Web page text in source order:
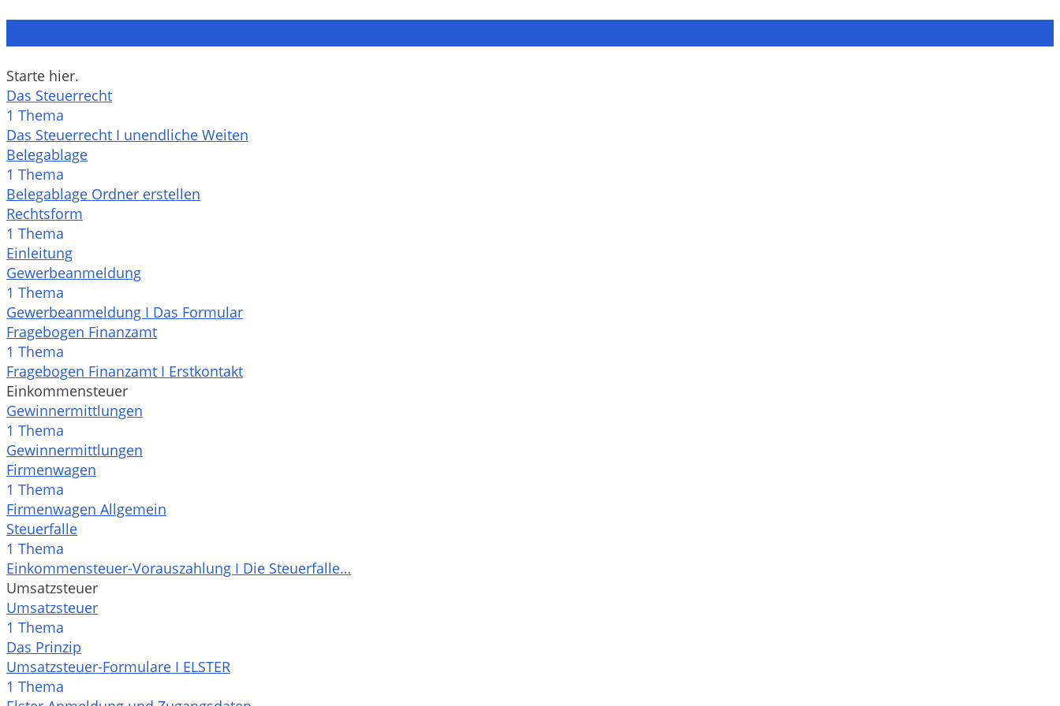
Starte hier.
Das Steuerrecht
1 Thema
Das Steuerrecht I unendliche Weiten
Belegablage
1 Thema
Belegablage Ordner erstellen
Rechtsform
1 Thema
Einleitung
Gewerbeanmeldung
1 Thema
Gewerbeanmeldung I Das Formular
Fragebogen Finanzamt
1 Thema
Fragebogen Finanzamt I Erstkontakt
Einkommensteuer
Gewinnermittlungen
1 Thema
Gewinnermittlungen
Firmenwagen
1 Thema
Firmenwagen Allgemein
Steuerfalle
1 Thema
Einkommensteuer-Vorauszahlung I Die Steuerfalle…
Umsatzsteuer
Umsatzsteuer
1 Thema
Das Prinzip
Umsatzsteuer-Formulare I ELSTER
1 Thema